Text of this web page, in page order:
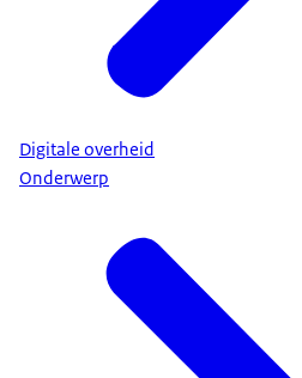
Digitale overheid
Onderwerp